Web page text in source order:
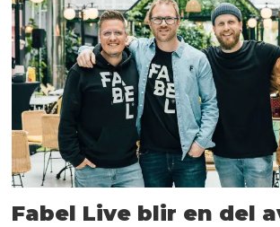
Fabel Live blir en del